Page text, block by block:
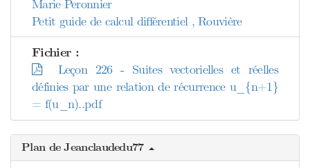
Marie Peronnier
Petit guide de calcul différentiel , Rouvière
Fichier :
Leçon 226 - Suites vectorielles et réelles
définies par une relation de récurrence u_{n+1}
= f(u_n)..pdf
Plan de Jeanclaudedu77